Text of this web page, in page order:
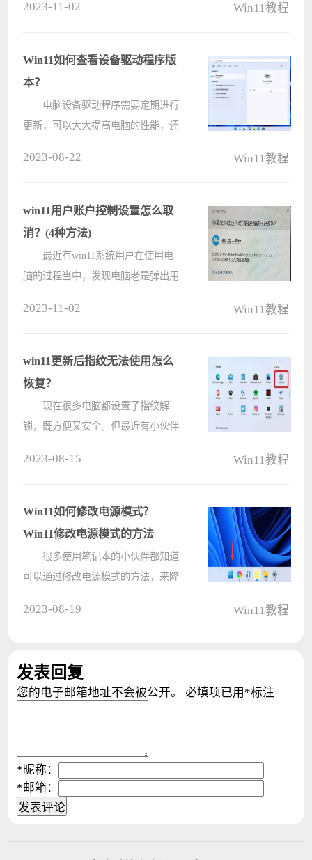
可能易受攻击怎么办？下面和小编来
看看完美的????
2023-11-02 Win11教程
Win11如何查看设备驱动程序版
本？
电脑设备驱动程序需要定期进行
更新，可以大大提高电脑的性能，还
版本的办法。 方法一：
1、????
2023-08-22 Win11教程
win11用户账户控制设置怎么取
消？(4种方法)
最近有win11系统用户在使用电
脑的过程当中，发现电脑老是弹出用
小编为大家分享四种解决方法，一起
看看????
2023-11-02 Win11教程
win11更新后指纹无法使用怎么
恢复？
现在很多电脑都设置了指纹解
锁，既方便又安全。但最近有小伙伴
指纹无法使用的解决方法，简单快
速，感兴????
2023-08-15 Win11教程
Win11如何修改电源模式？
Win11修改电源模式的方法
很多使用笔记本的小伙伴都知道
可以通过修改电源模式的方法，来降
吧。 ????
2023-08-19 Win11教程
发表回复
您的电子邮箱地址不会被公开。 必填项已用 *标注
*昵称：
*邮箱：